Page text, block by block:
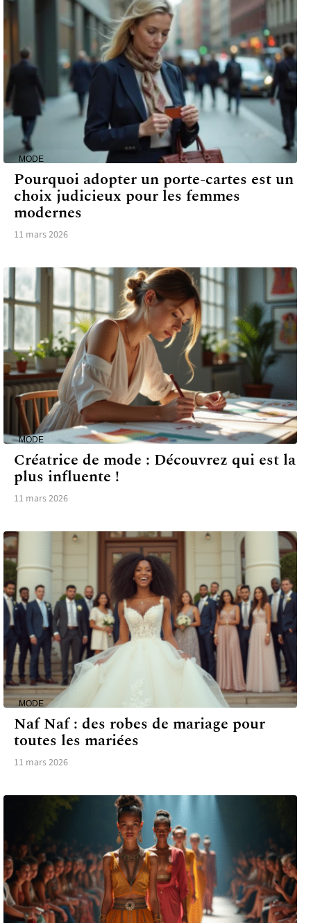
MODE
Pourquoi adopter un porte-cartes est un
choix judicieux pour les femmes
modernes
11 mars 2026
MODE
Créatrice de mode : Découvrez qui est la
plus influente !
11 mars 2026
MODE
Naf Naf : des robes de mariage pour
toutes les mariées
11 mars 2026